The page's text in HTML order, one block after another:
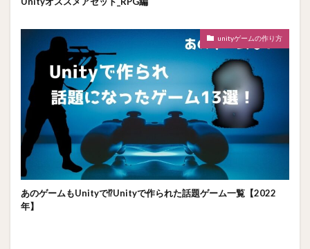
unityゲームの作り方
あのゲームもUnityで⁉Unityで作られた話題ゲーム一覧【2022
年】